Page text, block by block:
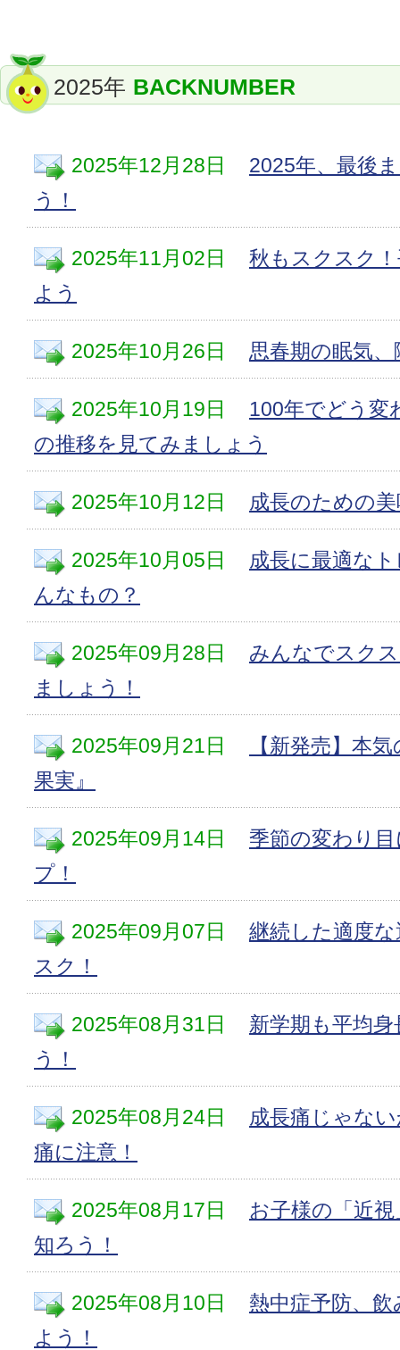
2025年 BACKNUMBER
2025年12月28日
2025年、最後
う！
2025年11月02日
秋もスクスク
よう
2025年10月26日 思春期の眠気
2025年10月19日
100年でどう変
の推移を見てみましょう
2025年10月12日 成長のための
2025年10月05日
成長に最適な
んなもの？
2025年09月28日
みんなでスク
ましょう！
2025年09月21日
【新発売】本
果実』
2025年09月14日
季節の変わり
プ！
2025年09月07日
継続した適度
スク！
2025年08月31日
新学期も平均
う！
2025年08月24日
成長痛じゃな
痛に注意！
2025年08月17日
お子様の「近
知ろう！
2025年08月10日
熱中症予防、
よう！